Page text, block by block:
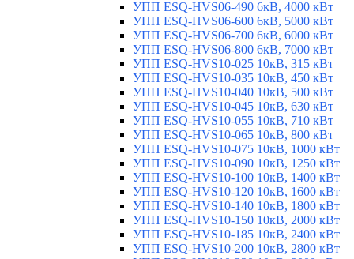
УПП ESQ-HVS06-490 6кВ, 4000 кВт
УПП ESQ-HVS06-600 6кВ, 5000 кВт
УПП ESQ-HVS06-700 6кВ, 6000 кВт
УПП ESQ-HVS06-800 6кВ, 7000 кВт
УПП ESQ-HVS10-025 10кВ, 315 кВт
УПП ESQ-HVS10-035 10кВ, 450 кВт
УПП ESQ-HVS10-040 10кВ, 500 кВт
УПП ESQ-HVS10-045 10кВ, 630 кВт
УПП ESQ-HVS10-055 10кВ, 710 кВт
УПП ESQ-HVS10-065 10кВ, 800 кВт
УПП ESQ-HVS10-075 10кВ, 1000 кВт
УПП ESQ-HVS10-090 10кВ, 1250 кВт
УПП ESQ-HVS10-100 10кВ, 1400 кВт
УПП ESQ-HVS10-120 10кВ, 1600 кВт
УПП ESQ-HVS10-140 10кВ, 1800 кВт
УПП ESQ-HVS10-150 10кВ, 2000 кВт
УПП ESQ-HVS10-185 10кВ, 2400 кВт
УПП ESQ-HVS10-200 10кВ, 2800 кВт